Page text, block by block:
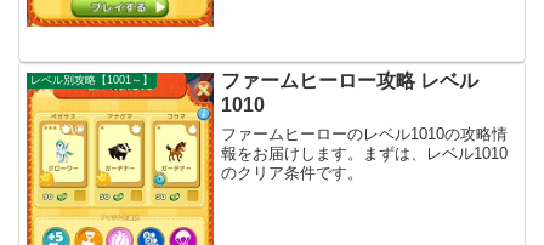
レベル別攻略【1001～】
ファームヒーロー攻略 レベル
1010
ファームヒーローのレベル1010の攻略情
報をお届けします。まずは、レベル1010
のクリア条件です。